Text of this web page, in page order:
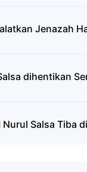
Jenazah
dihentikan
Salsa Tiba